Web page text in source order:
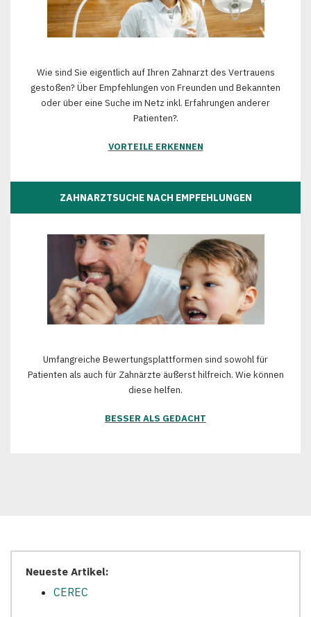
Wie sind Sie eigentlich auf Ihren Zahnarzt des Vertrauens
gestoßen? Über Empfehlungen von Freunden und Bekannten
oder über eine Suche im Netz inkl. Erfahrungen anderer
Patienten?.
VORTEILE ERKENNEN
ZAHNARZTSUCHE NACH EMPFEHLUNGEN
Umfangreiche Bewertungsplattformen sind sowohl für
Patienten als auch für Zahnärzte äußerst hilfreich. Wie können
diese helfen.
BESSER ALS GEDACHT
Neueste Artikel:
CEREC